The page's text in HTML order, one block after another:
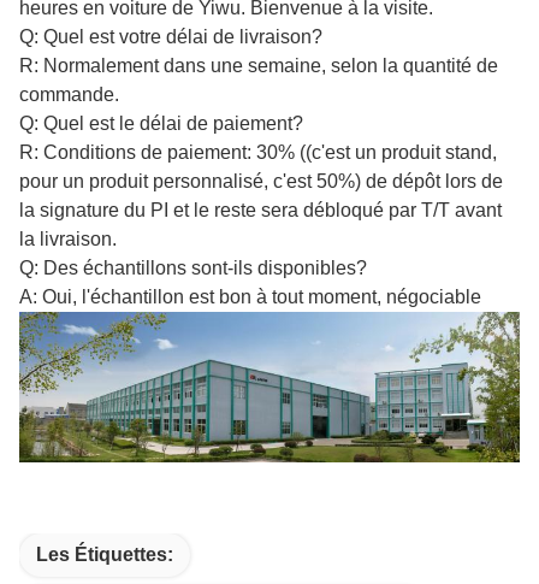
heures en voiture de Yiwu. Bienvenue à la visite.
Q: Quel est votre délai de livraison?
R: Normalement dans une semaine, selon la quantité de
commande.
Q: Quel est le délai de paiement?
R: Conditions de paiement: 30% ((c'est un produit stand,
pour un produit personnalisé, c'est 50%) de dépôt lors de
la signature du PI et le reste sera débloqué par T/T avant
la livraison.
Q: Des échantillons sont-ils disponibles?
A: Oui, l'échantillon est bon à tout moment, négociable
Les Étiquettes: